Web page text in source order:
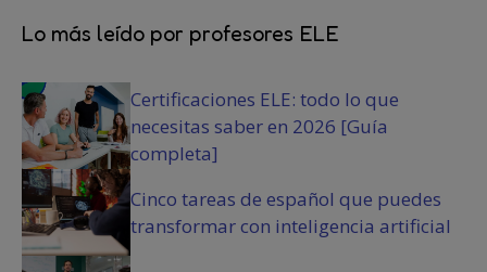
i
)
o
d
i
o
n
e
s
(
O
Lo más leído por profesores ELE
Certificaciones ELE: todo lo que
necesitas saber en 2026 [Guía
completa]
Cinco tareas de español que puedes
transformar con inteligencia artificial